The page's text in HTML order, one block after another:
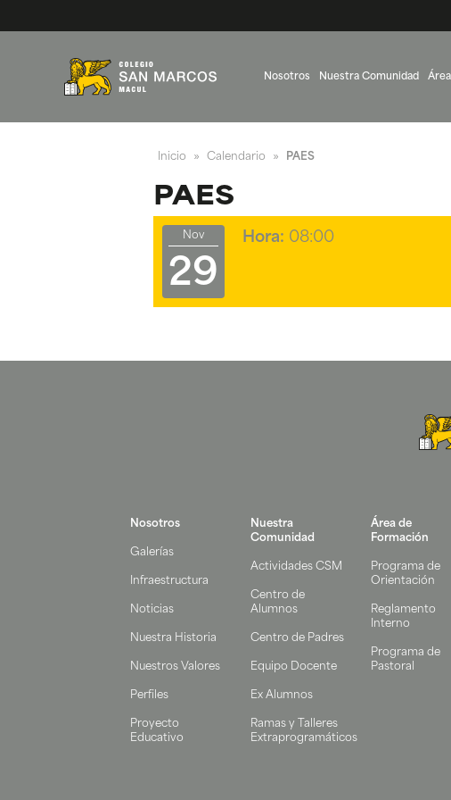
Nosotros Nuestra Comunidad
Inicio » Calendario » PAES
PAES
Nov
29
Hora: 08:00
Nosotros
Galerías
Infraestructura
Noticias
Nuestra Historia
Nuestros Valores
Perfiles
Proyecto
Educativo
Nuestra
Comunidad
Actividades CSM
Centro de
Alumnos
Centro de Padres
Equipo Docente
Ex Alumnos
Ramas y Talleres
Extraprogramáticos
Área de
Formación
Programa de
Orientación
Reglamento
Interno
Programa de
Pastoral